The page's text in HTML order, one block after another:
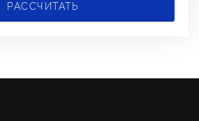
РАССЧИТАТЬ